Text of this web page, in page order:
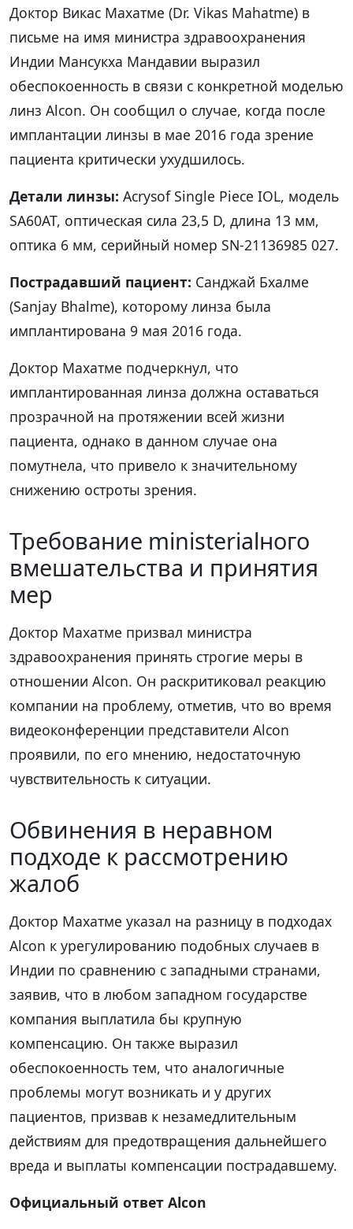
Доктор Викас Махатме (Dr. Vikas Mahatme) в
письме на имя министра здравоохранения
Индии Мансукха Мандавии выразил
обеспокоенность в связи с конкретной моделью
линз Alcon. Он сообщил о случае, когда после
имплантации линзы в мае 2016 года зрение
пациента критически ухудшилось.
Детали линзы: Acrysof Single Piece IOL, модель
SA60AT, оптическая сила 23,5 D, длина 13 мм,
оптика 6 мм, серийный номер SN-21136985 027.
Пострадавший пациент: Санджай Бхалме
(Sanjay Bhalme), которому линза была
имплантирована 9 мая 2016 года.
Доктор Махатме подчеркнул, что
имплантированная линза должна оставаться
прозрачной на протяжении всей жизни
пациента, однако в данном случае она
помутнела, что привело к значительному
снижению остроты зрения.
Требование ministerialного
вмешательства и принятия
мер
Доктор Махатме призвал министра
здравоохранения принять строгие меры в
отношении Alcon. Он раскритиковал реакцию
компании на проблему, отметив, что во время
видеоконференции представители Alcon
проявили, по его мнению, недостаточную
чувствительность к ситуации.
Обвинения в неравном
подходе к рассмотрению
жалоб
Доктор Махатме указал на разницу в подходах
Alcon к урегулированию подобных случаев в
Индии по сравнению с западными странами,
заявив, что в любом западном государстве
компания выплатила бы крупную
компенсацию. Он также выразил
обеспокоенность тем, что аналогичные
проблемы могут возникать и у других
пациентов, призвав к незамедлительным
действиям для предотвращения дальнейшего
вреда и выплаты компенсации пострадавшему.
Официальный ответ Alcon